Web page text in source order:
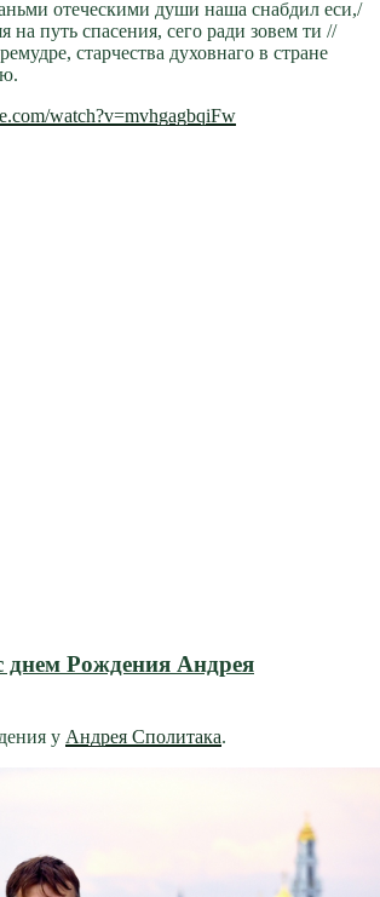
отеческими души наша снабдил еси,/
на путь спасения, сего ради зовем ти //
старчества духовнаго в стране
watch?v=mvhgagbqiFw
днем Рождения Андрея
у Андрея Сполитака.